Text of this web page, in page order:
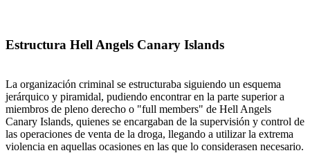
Estructura Hell Angels Canary Islands
La organización criminal se estructuraba siguiendo un esquema
jerárquico y piramidal, pudiendo encontrar en la parte superior a
miembros de pleno derecho o "full members" de Hell Angels
Canary Islands, quienes se encargaban de la supervisión y control de
las operaciones de venta de la droga, llegando a utilizar la extrema
violencia en aquellas ocasiones en las que lo considerasen necesario.